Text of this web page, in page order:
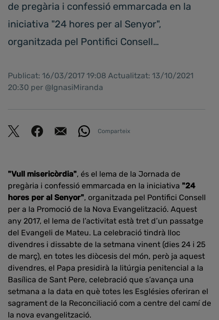
de pregària i confessió emmarcada en la
iniciativa "24 hores per al Senyor",
organitzada pel Pontifici Consell…
Publicat: 16/03/2017 19:08 Actualitzat: 13/10/2021
20:30 per @IgnasiMiranda
Comparteix
"Vull misericòrdia", és el lema de la Jornada de
pregària i confessió emmarcada en la iniciativa "24
hores per al Senyor", organitzada pel Pontifici Consell
per a la Promoció de la Nova Evangelització. Aquest
any 2017, el lema de l’activitat està tret d’un passatge
del Evangeli de Mateu. La celebració tindrà lloc
divendres i dissabte de la setmana vinent (dies 24 i 25
de març), en totes les diòcesis del món, però ja aquest
divendres, el Papa presidirà la litúrgia penitencial a la
Basílica de Sant Pere, celebració que s’avança una
setmana a la data en què totes les Esglésies oferiran el
sagrament de la Reconciliació com a centre del camí de
la nova evangelització.